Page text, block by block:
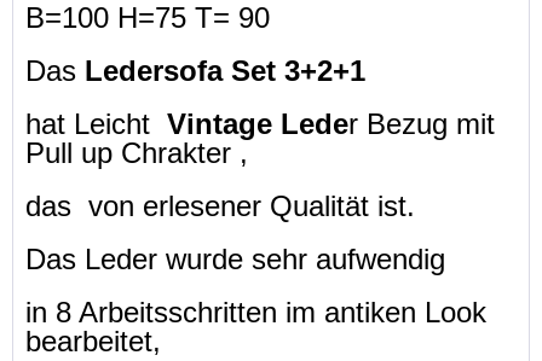
B=100 H=75 T= 90
Das Ledersofa Set 3+2+1
hat Leicht Vintage Leder Bezug mit
Pull up Chrakter ,
das von erlesener Qualität ist.
Das Leder wurde sehr aufwendig
in 8 Arbeitsschritten im antiken Look
bearbeitet,